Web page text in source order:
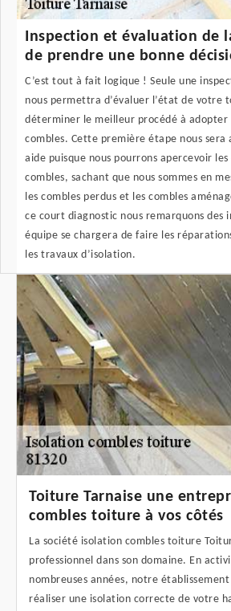
Inspection et évaluation de
de prendre une bonne
C’est tout à fait logique ! Seule une
nous permettra d’évaluer l’état de votre
déterminer le meilleur procédé à adopter
combles. Cette première étape nous sera
aide puisque nous pourrons apercevoir
combles, sachant que nous sommes en
les combles perdus et les combles
ce court diagnostic nous remarquons des
équipe se chargera de faire les
les travaux d’isolation.
Toiture Tarnaise une
combles toiture à vos côtés
La société isolation combles toiture
professionnel dans son domaine. En
nombreuses années, notre
réaliser une isolation correcte de votre